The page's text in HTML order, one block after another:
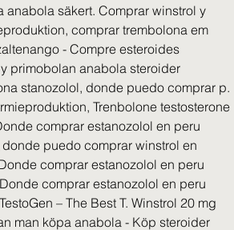
anabola säkert. Comprar winstrol y
comprar trembolona em
- Compre esteroides
primobolan anabola steroider
stanozolol, donde puedo comprar p.
Trenbolone testosterone
comprar estanozolol en peru
puedo comprar winstrol en
comprar estanozolol en peru
comprar estanozolol en peru
– The Best T. Winstrol 20 mg
man köpa anabola - Köp steroider